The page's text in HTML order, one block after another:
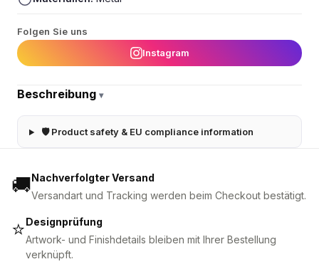
Folgen Sie uns
Instagram
Beschreibung ▾
🛡 Product safety & EU compliance information
🚚Nachverfolgter Versand
Versandart und Tracking werden beim Checkout bestätigt.
⭐Designprüfung
Artwork- und Finishdetails bleiben mit Ihrer Bestellung
verknüpft.